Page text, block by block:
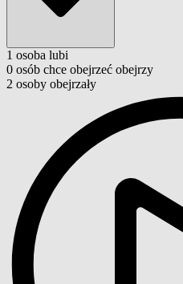
1 osoba lubi
0 osób chce obejrzeć obejrzy
2 osoby obejrzały